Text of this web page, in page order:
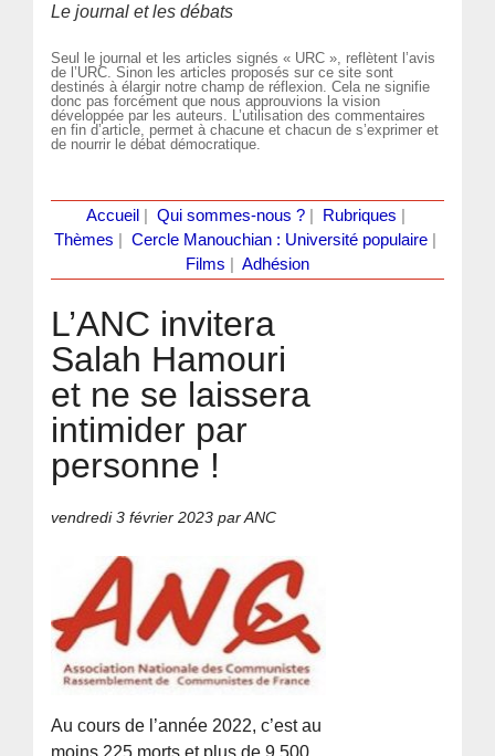
Le journal et les débats
Seul le journal et les articles signés « URC », reflètent l’avis
de l’URC. Sinon les articles proposés sur ce site sont
destinés à élargir notre champ de réflexion. Cela ne signifie
donc pas forcément que nous approuvions la vision
développée par les auteurs. L’utilisation des commentaires
en fin d’article, permet à chacune et chacun de s’exprimer et
de nourrir le débat démocratique.
Accueil Qui sommes-nous ?| Rubriques
Thèmes
Cercle Manouchian : Université populaire
Films
Adhésion
L’ANC invitera
Salah Hamouri
et ne se laissera
intimider par
personne !
vendredi 3 février 2023 par ANC
Au cours de l’année 2022, c’est au
moins 225 morts et plus de 9 500